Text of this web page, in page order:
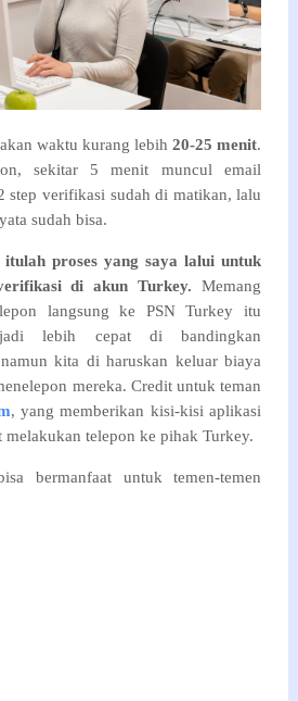
waktu kurang lebih20-25 menit.
sekitar 5 menit muncul email
step verifikasi sudah di matikan, lalu
sudah bisa.
proses yang saya lalui untuk
di akun Turkey. Memang
langsung ke PSN Turkey itu
jadi lebih cepat di bandingkan
kita di haruskan keluar biaya
mereka. Credit untuk teman
, yang memberikan kisi-kisi aplikasi
melakukan telepon ke pihak Turkey.
bermanfaat untuk temen-temen